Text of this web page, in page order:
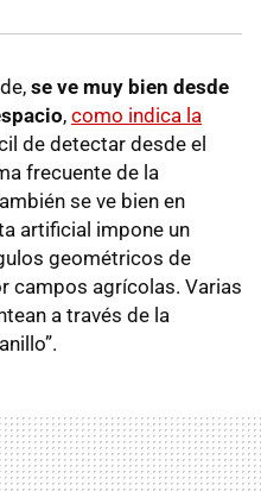
se ve muy bien desde
, como indica la
de detectar desde el
frecuente de la
se ve bien en
artificial impone un
geométricos de
campos agrícolas. Varias
a través de la